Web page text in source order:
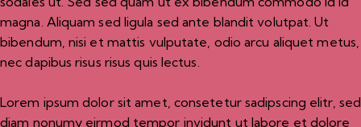
magna. Aliquam sed ligula sed ante blandit volutpat. Ut
bibendum, nisi et mattis vulputate, odio arcu aliquet metus,
nec dapibus risus risus quis lectus.
Lorem ipsum dolor sit amet, consetetur sadipscing elitr, sed
diam nonumy eirmod tempor invidunt ut labore et dolore